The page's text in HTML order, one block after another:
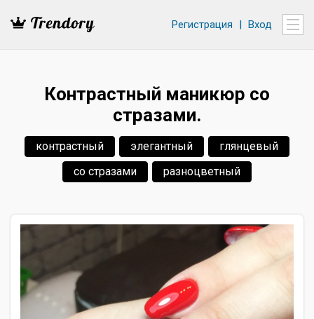
Регистрация | Вход
Контрастный маникюр со
стразами.
контрастный элегантный
глянцевый
со стразами
разноцветный